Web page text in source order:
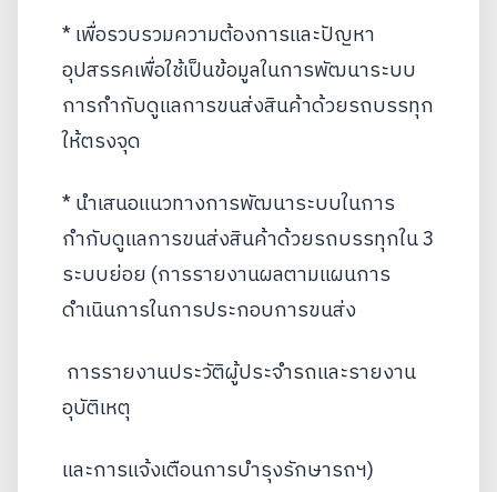
* เพื่อรวบรวมความต้องการและปัญหา
อุปสรรคเพื่อใช้เป็นข้อมูลในการพัฒนาระบบ
การกำกับดูแลการขนส่งสินค้าด้วยรถบรรทุก
ให้ตรงจุด
* นำเสนอแนวทางการพัฒนาระบบในการ
กำกับดูแลการขนส่งสินค้าด้วยรถบรรทุกใน 3
ระบบย่อย (การรายงานผลตามแผนการ
ดำเนินการในการประกอบการขนส่ง
การรายงานประวัติผู้ประจำรถและรายงาน
อุบัติเหตุ
และการแจ้งเตือนการบำรุงรักษารถฯ)